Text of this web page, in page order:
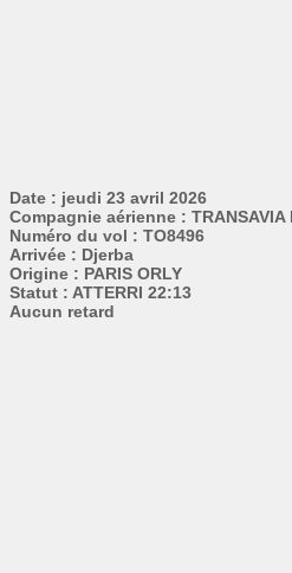
Date : jeudi 23 avril 2026
Compagnie aérienne : TRANSAVIA
Numéro du vol : TO8496
Arrivée : Djerba
Origine : PARIS ORLY
Statut : ATTERRI 22:13
Aucun retard